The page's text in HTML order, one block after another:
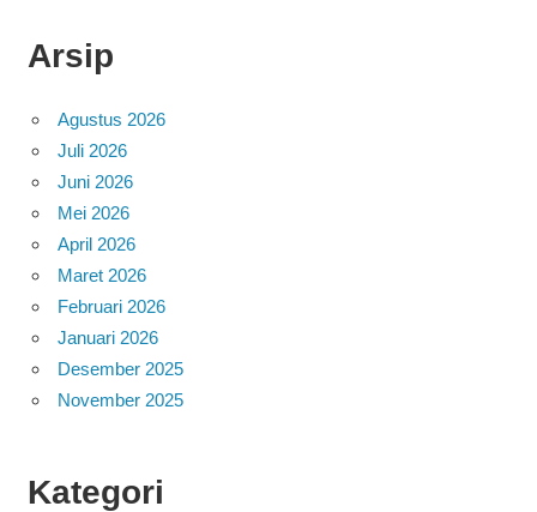
Arsip
Agustus 2026
Juli 2026
Juni 2026
Mei 2026
April 2026
Maret 2026
Februari 2026
Januari 2026
Desember 2025
November 2025
Kategori